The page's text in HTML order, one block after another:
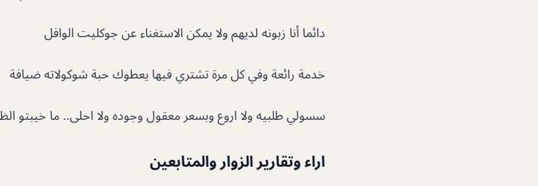
دائما أنا زبونه لديهم ولا يمكن الاستغناء عن جوكليت الوافل
خدمة رائعة وفي كل مرة تشتري فيها يعطوك حبة شوكولاته ضيافة
سسولي طلبيه ولا اروع وبسعر معقول وجوده ولا احلى.. ما خيبتو
اراء وتقارير الزوار والمتابعين